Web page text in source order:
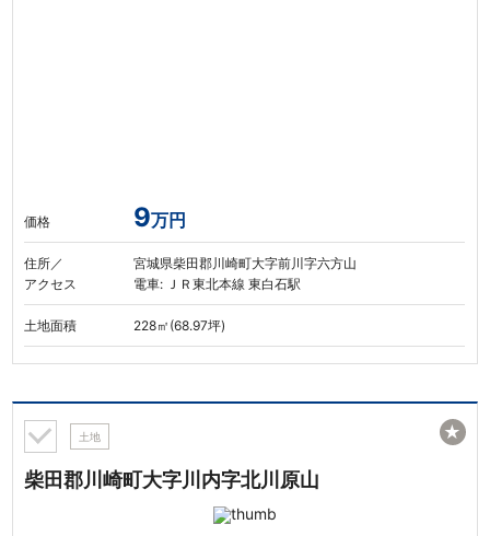
価格 9万円
住所／
アクセス
宮城県柴田郡川崎町大字前川字六方山
電車: ＪＲ東北本線 東白石駅
土地面積 228㎡(68.97坪)
土地
柴田郡川崎町大字川内字北川原山
★